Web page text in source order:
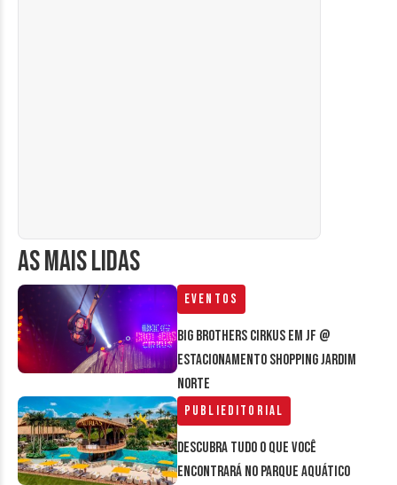
AS MAIS LIDAS
Eventos
Big Brothers Cirkus em JF @
estacionamento Shopping Jardim
Norte
Publieditorial
Descubra tudo o que você
encontrará no parque aquático